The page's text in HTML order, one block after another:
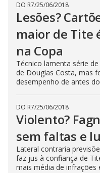
DO R7/25/06/2018
Lesões?
maior de Tite
na Copa
Técnico lamenta série
de Douglas Costa, mas
desempenho de antes
DO R7/25/06/2018
Violento?
sem faltas e
Lateral contraria
faz jus à confiança de
mais média de infrações